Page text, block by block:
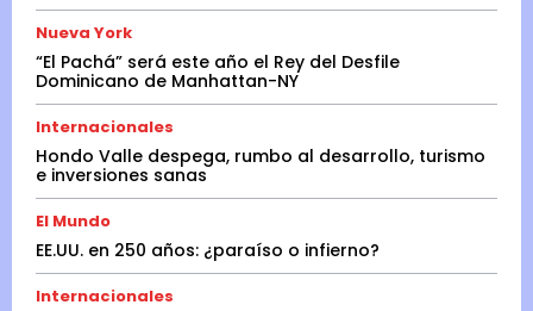
Nueva York
“El Pachá” será este año el Rey del Desfile
Dominicano de Manhattan-NY
Internacionales
Hondo Valle despega, rumbo al desarrollo, turismo
e inversiones sanas
El Mundo
EE.UU. en 250 años: ¿paraíso o infierno?
Internacionales